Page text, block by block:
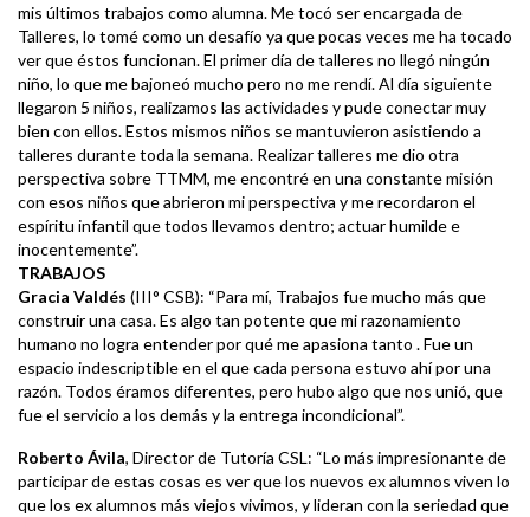
mis últimos trabajos como alumna. Me tocó ser encargada de
Talleres, lo tomé como un desafío ya que pocas veces me ha tocado
ver que éstos funcionan. El primer día de talleres no llegó ningún
niño, lo que me bajoneó mucho pero no me rendí. Al día siguiente
llegaron 5 niños, realizamos las actividades y pude conectar muy
bien con ellos. Estos mismos niños se mantuvieron asistiendo a
talleres durante toda la semana. Realizar talleres me dio otra
perspectiva sobre TTMM, me encontré en una constante misión
con esos niños que abrieron mi perspectiva y me recordaron el
espíritu infantil que todos llevamos dentro; actuar humilde e
inocentemente”.
TRABAJOS
Gracia Valdés (III° CSB): “Para mí, Trabajos fue mucho más que
construir una casa. Es algo tan potente que mi razonamiento
humano no logra entender por qué me apasiona tanto . Fue un
espacio indescriptible en el que cada persona estuvo ahí por una
razón. Todos éramos diferentes, pero hubo algo que nos unió, que
fue el servicio a los demás y la entrega incondicional”.
Roberto Ávila, Director de Tutoría CSL: “Lo más impresionante de
participar de estas cosas es ver que los nuevos ex alumnos viven lo
que los ex alumnos más viejos vivimos, y lideran con la seriedad que